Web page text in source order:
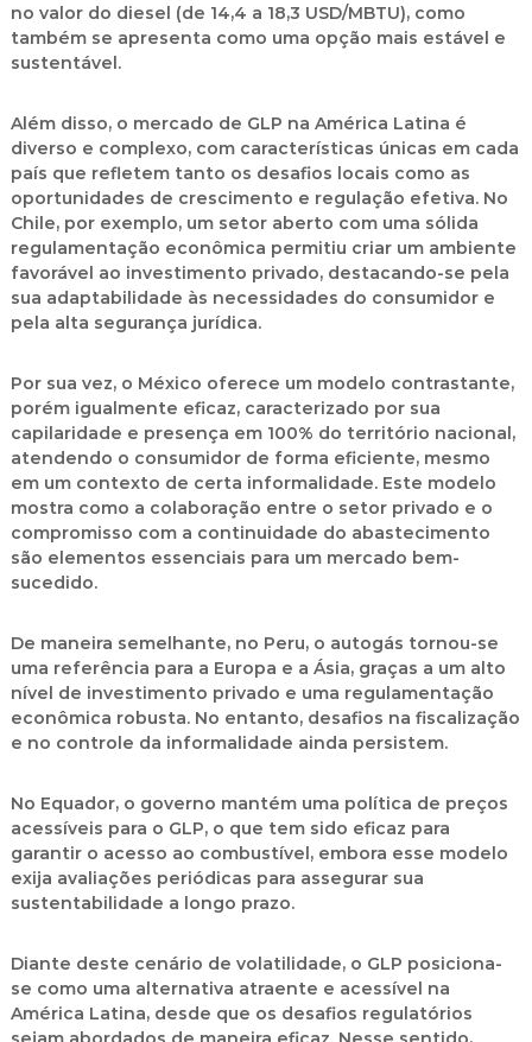
no valor do diesel (de 14,4 a 18,3 USD/MBTU), como
também se apresenta como uma opção mais estável e
sustentável.
Além disso, o mercado de GLP na América Latina é
diverso e complexo, com características únicas em cada
país que refletem tanto os desafios locais como as
oportunidades de crescimento e regulação efetiva. No
Chile, por exemplo, um setor aberto com uma sólida
regulamentação econômica permitiu criar um ambiente
favorável ao investimento privado, destacando-se pela
sua adaptabilidade às necessidades do consumidor e
pela alta segurança jurídica.
Por sua vez, o México oferece um modelo contrastante,
porém igualmente eficaz, caracterizado por sua
capilaridade e presença em 100% do território nacional,
atendendo o consumidor de forma eficiente, mesmo
em um contexto de certa informalidade. Este modelo
mostra como a colaboração entre o setor privado e o
compromisso com a continuidade do abastecimento
são elementos essenciais para um mercado bem-
sucedido.
De maneira semelhante, no Peru, o autogás tornou-se
uma referência para a Europa e a Ásia, graças a um alto
nível de investimento privado e uma regulamentação
econômica robusta. No entanto, desafios na fiscalização
e no controle da informalidade ainda persistem.
No Equador, o governo mantém uma política de preços
acessíveis para o GLP, o que tem sido eficaz para
garantir o acesso ao combustível, embora esse modelo
exija avaliações periódicas para assegurar sua
sustentabilidade a longo prazo.
Diante deste cenário de volatilidade, o GLP posiciona-
se como uma alternativa atraente e acessível na
América Latina, desde que os desafios regulatórios